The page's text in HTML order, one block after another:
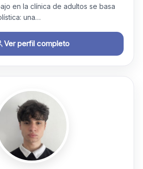
en la clínica de adultos se basa
una…
Ver perfil completo